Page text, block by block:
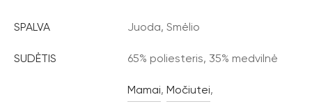
SPALVA Juoda, Smėlio
SUDĖTIS 65% poliesteris, 35% medvilnė
Mamai, Močiutei,